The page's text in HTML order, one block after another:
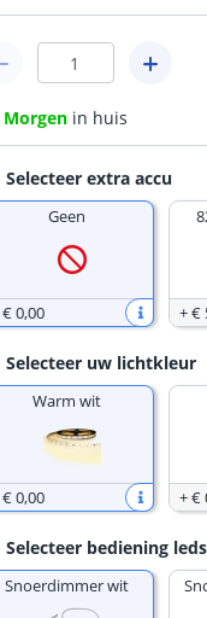
Morgen in huis
Selecteer extra accu
Geen
€ 0,00 +€
Selecteer uw lichtkleur
Warm wit
€ 0,00 +€
Selecteer bediening
Snoerdimmer wit